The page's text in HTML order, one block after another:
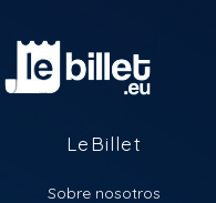
LeBillet
Sobre nosotros